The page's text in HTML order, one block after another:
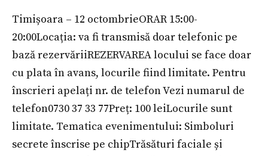
Timișoara – 12 octombrieORAR 15:00-
20:00Locația: va fi transmisă doar telefonic pe
bază rezervăriiREZERVAREA locului se face doar
cu plata în avans, locurile fiind limitate. Pentru
înscrieri apelați nr. de telefon Vezi numarul de
telefon0730 37 33 77Preț: 100 leiLocurile sunt
limitate. Tematica evenimentului: Simboluri
secrete înscrise pe chipTrăsături faciale și